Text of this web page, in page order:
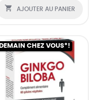
 AJOUTER AU PANIER
DEMAIN CHEZ VOUS*!